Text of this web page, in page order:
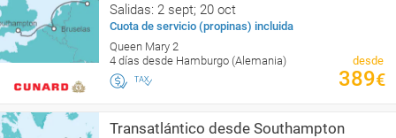
Salidas: 2 sept; 20 oct
Cuota de servicio (propinas) incluida
Queen Mary 2
4 días desde Hamburgo (Alemania)
desde
389€
Transatlántico desde Southampton